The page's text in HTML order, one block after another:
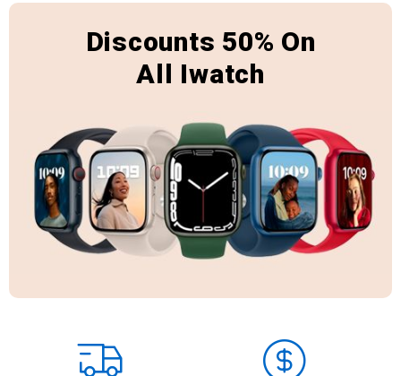
Discounts 50% On
All Iwatch